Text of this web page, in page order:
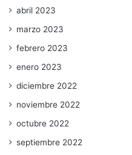
abril 2023
marzo 2023
febrero 2023
enero 2023
diciembre 2022
noviembre 2022
octubre 2022
septiembre 2022